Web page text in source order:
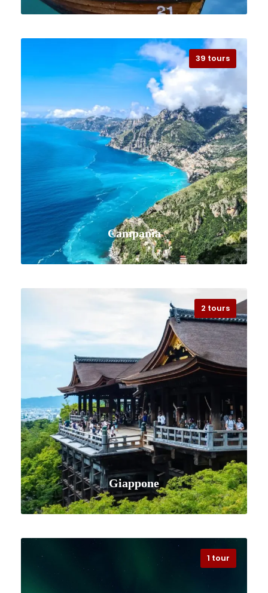
VISUALIZZA TUTTI I VIAGGI
39 tours
Campania
VISUALIZZA TUTTI I VIAGGI
2 tours
Giappone
VISUALIZZA TUTTI I VIAGGI
1 tour